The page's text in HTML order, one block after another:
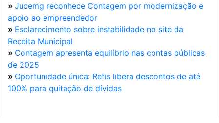
» Jucemg reconhece Contagem por modernização e
apoio ao empreendedor
» Esclarecimento sobre instabilidade no site da
Receita Municipal
» Contagem apresenta equilíbrio nas contas públicas
de 2025
» Oportunidade única: Refis libera descontos de até
100% para quitação de dívidas